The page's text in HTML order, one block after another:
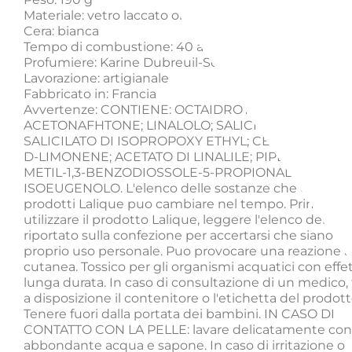
Materiale: vetro laccato oro
Cera: bianca
Tempo di combustione: 40 a 50 ore
Profumiere: Karine Dubreuil-Sereni
Lavorazione: artigianale
Fabbricato in: Francia
Avvertenze: CONTIENE: OCTAIDROTETRAMETHYL
ACETONAFHTONE; LINALOLO; SALICILATO DI
SALICILATO DI ISOPROPOXY ETHYL; CEDRYL METIL
D-LIMONENE; ACETATO DI LINALILE; PIPERONALE; ?-
METIL-1,3-BENZODIOSSOLE-5-PROPIONALDEIDE;
ISOEUGENOLO. L'elenco delle sostanze che
prodotti Lalique puo cambiare nel tempo. Prima di
utilizzare il prodotto Lalique, leggere l'elenco delle
riportato sulla confezione per accertarsi che siano
proprio uso personale. Puo provocare una reazione
cutanea. Tossico per gli organismi acquatici con
lunga durata. In caso di consultazione di un medico,
a disposizione il contenitore o l'etichetta del
Tenere fuori dalla portata dei bambini. IN CASO DI
CONTATTO CON LA PELLE: lavare delicatamente con
abbondante acqua e sapone. In caso di irritazione o